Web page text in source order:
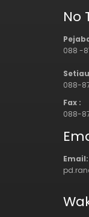
No
088 -
088-
Fax :
088-
Email: